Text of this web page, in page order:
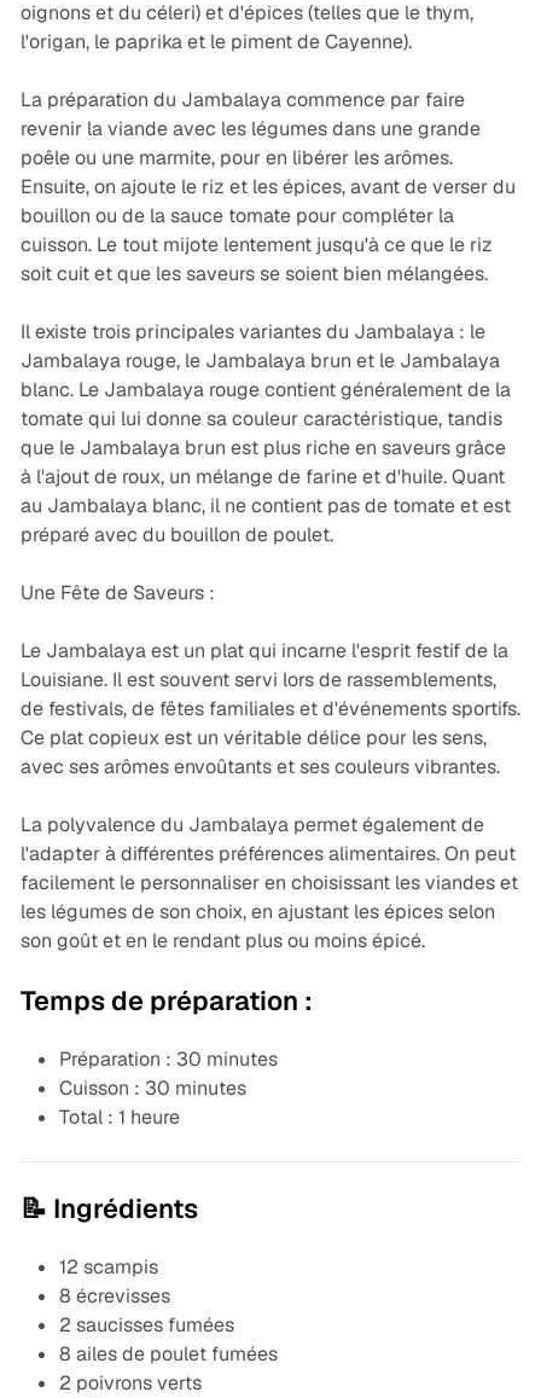
oignons et du céleri) et d'épices (telles que le thym,
l'origan, le paprika et le piment de Cayenne).
La préparation du Jambalaya commence par faire
revenir la viande avec les légumes dans une grande
poêle ou une marmite, pour en libérer les arômes.
Ensuite, on ajoute le riz et les épices, avant de verser du
bouillon ou de la sauce tomate pour compléter la
cuisson. Le tout mijote lentement jusqu'à ce que le riz
soit cuit et que les saveurs se soient bien mélangées.
Il existe trois principales variantes du Jambalaya : le
Jambalaya rouge, le Jambalaya brun et le Jambalaya
blanc. Le Jambalaya rouge contient généralement de la
tomate qui lui donne sa couleur caractéristique, tandis
que le Jambalaya brun est plus riche en saveurs grâce
à l'ajout de roux, un mélange de farine et d'huile. Quant
au Jambalaya blanc, il ne contient pas de tomate et est
préparé avec du bouillon de poulet.
Une Fête de Saveurs :
Le Jambalaya est un plat qui incarne l'esprit festif de la
Louisiane. Il est souvent servi lors de rassemblements,
de festivals, de fêtes familiales et d'événements sportifs.
Ce plat copieux est un véritable délice pour les sens,
avec ses arômes envoûtants et ses couleurs vibrantes.
La polyvalence du Jambalaya permet également de
l'adapter à différentes préférences alimentaires. On peut
facilement le personnaliser en choisissant les viandes et
les légumes de son choix, en ajustant les épices selon
son goût et en le rendant plus ou moins épicé.
Temps de préparation :
Préparation : 30 minutes
Cuisson : 30 minutes
Total : 1 heure
📝 Ingrédients
12 scampis
8 écrevisses
2 saucisses fumées
8 ailes de poulet fumées
2 poivrons verts